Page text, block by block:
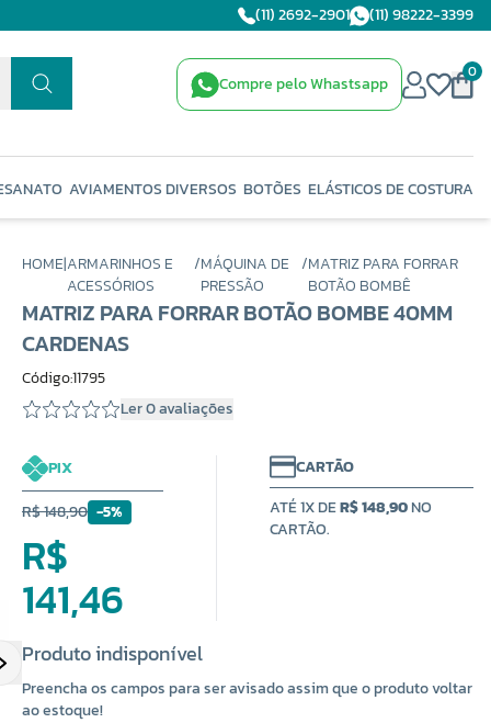
(11) 2692-2901 (11) 98222-3399
Compre pelo Whastsapp
0
AVIAMENTOS DIVERSOS BOTÕES ELÁSTICOS DE COSTURA
HOME|ARMARINHOS E
ACESSÓRIOS
/MÁQUINA DE
PRESSÃO
/MATRIZ PARA FORRAR
BOTÃO BOMBÊ
MATRIZ PARA FORRAR BOTÃO BOMBE 40MM
CARDENAS
Código:11795
Ler 0 avaliações
PIX
R$ 148,90 -5%
R$
141,46
CARTÃO
ATÉ 1X DER$ 148,90NO
CARTÃO.
Produto indisponível
Preencha os campos para ser avisado assim que o produto voltar
ao estoque!